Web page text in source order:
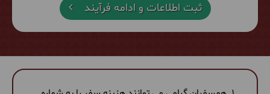
ثبت اطلاعات و ادامه فرآیند